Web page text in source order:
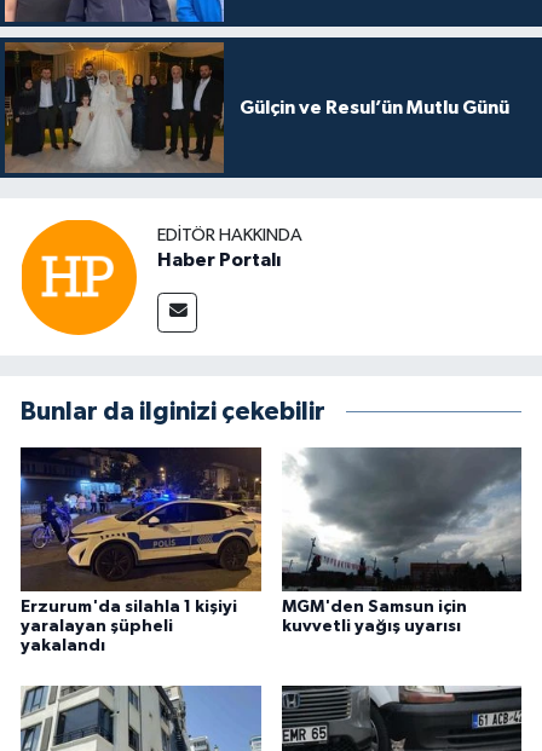
Gülçin ve Resul’ün Mutlu Günü
EDITÖR HAKKINDA
Haber Portalı
Bunlar da ilginizi çekebilir
Erzurum'da silahla 1 kişiyi
yaralayan şüpheli
yakalandı
MGM'den Samsun için
kuvvetli yağış uyarısı